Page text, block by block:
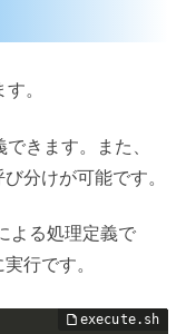
。
きます。また、
分けが可能です。
よる処理定義で
行です。